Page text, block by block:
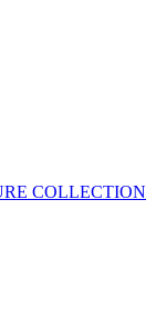
COLLECTION